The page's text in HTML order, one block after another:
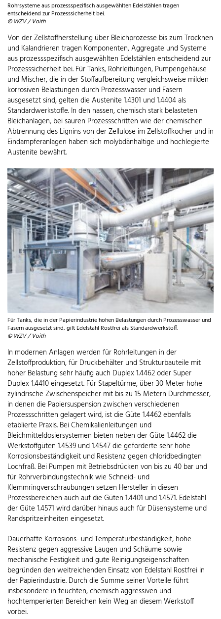
Rohrsysteme aus prozessspezifisch ausgewählten Edelstählen tragen
entscheidend zur Prozesssicherheit bei.
© WZV / Voith
Von der Zellstoffherstellung über Bleichprozesse bis zum Trocknen
und Kalandrieren tragen Komponenten, Aggregate und Systeme
aus prozessspezifisch ausgewählten Edelstählen entscheidend zur
Prozesssicherheit bei. Für Tanks, Rohrleitungen, Pumpengehäuse
und Mischer, die in der Stoffaufbereitung vergleichsweise milden
korrosiven Belastungen durch Prozesswasser und Fasern
ausgesetzt sind, gelten die Austenite 1.4301 und 1.4404 als
Standardwerkstoffe. In den nassen, chemisch stark belasteten
Bleichanlagen, bei sauren Prozessschritten wie der chemischen
Abtrennung des Lignins von der Zellulose im Zellstoffkocher und in
Eindampferanlagen haben sich molybdänhaltige und hochlegierte
Austenite bewährt.
Für Tanks, die in der Papierindustrie hohen Belastungen durch Prozesswasser und
Fasern ausgesetzt sind, gilt Edelstahl Rostfrei als Standardwerkstoff.
© WZV / Voith
In modernen Anlagen werden für Rohrleitungen in der
Zellstoffproduktion, für Druckbehälter und Strukturbauteile mit
hoher Belastung sehr häufig auch Duplex 1.4462 oder Super
Duplex 1.4410 eingesetzt. Für Stapeltürme, über 30 Meter hohe
zylindrische Zwischenspeicher mit bis zu 15 Metern Durchmesser,
in denen die Papiersuspension zwischen verschiedenen
Prozessschritten gelagert wird, ist die Güte 1.4462 ebenfalls
etablierte Praxis. Bei Chemikalienleitungen und
Bleichmitteldosiersystemen bieten neben der Güte 1.4462 die
Werkstoffgüten 1.4539 und 1.4547 die geforderte sehr hohe
Korrosionsbeständigkeit und Resistenz gegen chloridbedingten
Lochfraß. Bei Pumpen mit Betriebsdrücken von bis zu 40 bar und
für Rohrverbindungstechnik wie Schneid- und
Klemmringverschraubungen setzen Hersteller in diesen
Prozessbereichen auch auf die Güten 1.4401 und 1.4571. Edelstahl
der Güte 1.4571 wird darüber hinaus auch für Düsensysteme und
Randspritzeinheiten eingesetzt.
Dauerhafte Korrosions- und Temperaturbeständigkeit, hohe
Resistenz gegen aggressive Laugen und Schäume sowie
mechanische Festigkeit und gute Reinigungseigenschaften
begründen den weitreichenden Einsatz von Edelstahl Rostfrei in
der Papierindustrie. Durch die Summe seiner Vorteile führt
insbesondere in feuchten, chemisch aggressiven und
hochtemperierten Bereichen kein Weg an diesem Werkstoff
vorbei.